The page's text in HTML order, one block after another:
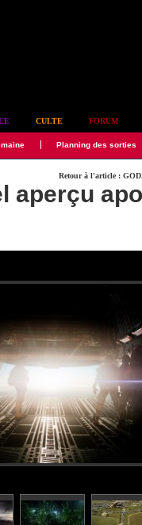
CULTE FORUM
Planning des sorties
Retour à l'article :
aperçu